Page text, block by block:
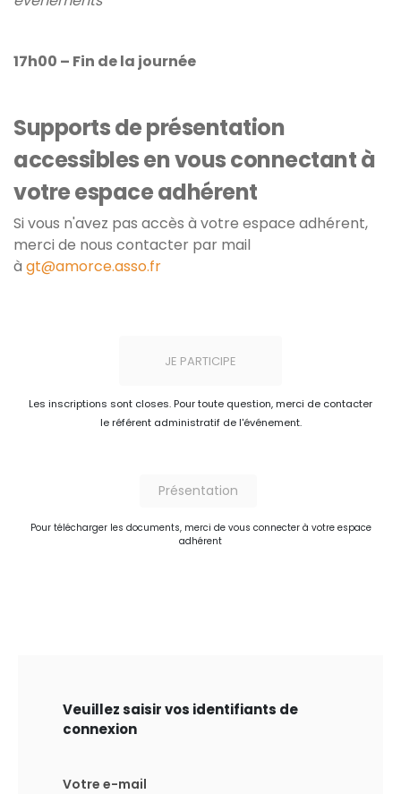
17h00 – Fin de la journée
Supports de présentation
accessibles en vous connectant à
votre espace adhérent
Si vous n'avez pas accès à votre espace adhérent,
merci de nous contacter par mail
à gt@amorce.asso.fr
JE PARTICIPE
Les inscriptions sont closes. Pour toute question, merci de contacter
le référent administratif de l'événement.
Présentation
Pour télécharger les documents, merci de vous connecter à votre espace
adhérent
Veuillez saisir vos identifiants de
connexion
Votre e-mail